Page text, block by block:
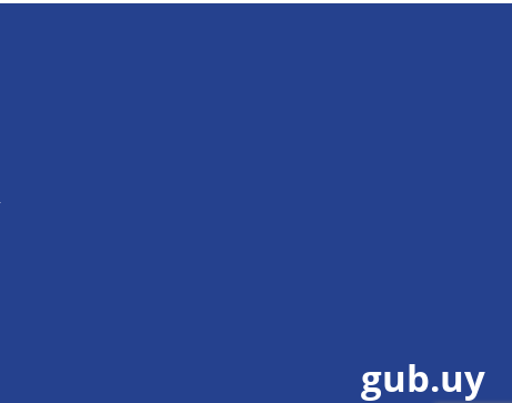
gub.uy